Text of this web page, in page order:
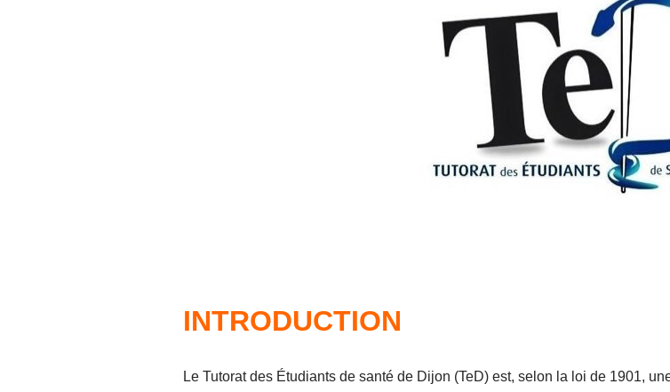
INTRODUCTION
Le Tutorat des Étudiants de santé de Dijon (TeD) est, selon la loi de 1901,